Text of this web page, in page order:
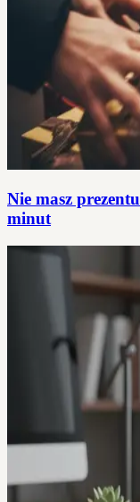
Nie masz
minut